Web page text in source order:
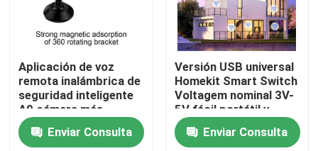
Interruptor teledirigido inalámbrico
Interruptor del tacto de Zigbee
Zócalo elegante de Wifi
Aplicación de voz
remota inalámbrica de
seguridad inteligente
A9 cámara más
rentable soporte de
control de la
Enviar Consulta
Versión USB universal
Homekit Smart Switch
Voltagem nominal 3V-
5V fácil portátil y
soporte de control
remoto muchas
Enviar Consulta